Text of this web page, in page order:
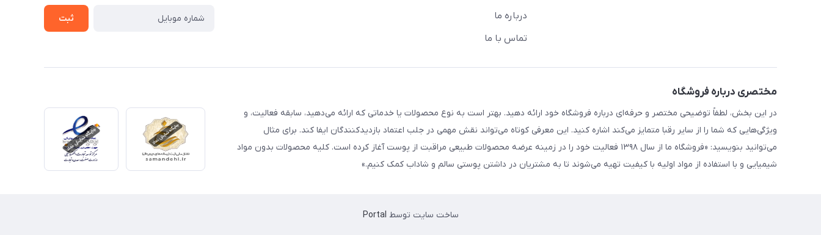
درباره ما
تماس با ما
ثبت
مختصری درباره فروشگاه
در این بخش، لطفاً توضیحی مختصر و حرفه‌ای درباره فروشگاه خود ارائه دهید. بهتر است به نوع محصولات یا خدماتی که ارائه می‌دهید، سابقه فعالیت، و
ویژگی‌هایی که شما را از سایر رقبا متمایز می‌کند اشاره کنید. این معرفی کوتاه می‌تواند نقش مهمی در جلب اعتماد بازدیدکنندگان ایفا کند. برای مثال
می‌توانید بنویسید: «فروشگاه ما از سال ۱۳۹۸ فعالیت خود را در زمینه عرضه محصولات طبیعی مراقبت از پوست آغاز کرده است. کلیه محصولات بدون مواد
شیمیایی و با استفاده از مواد اولیه با کیفیت تهیه می‌شوند تا به مشتریان در داشتن پوستی سالم و شاداب کمک کنیم.»
ساخت سایت توسط Portal